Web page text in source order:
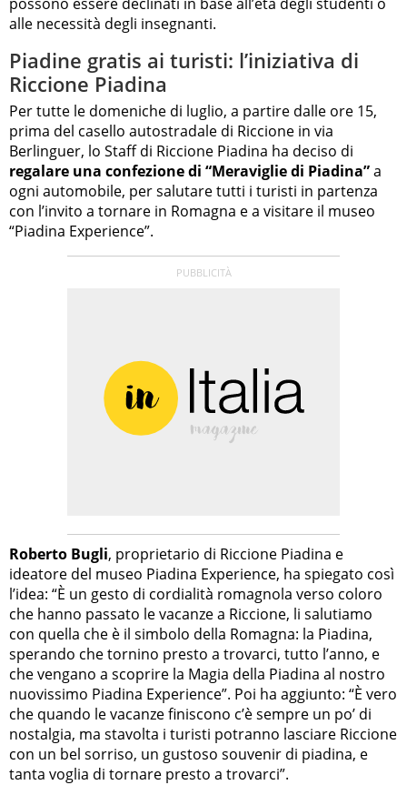
alle necessità degli insegnanti.
Piadine gratis ai turisti: l’iniziativa di
Riccione Piadina
Per tutte le domeniche di luglio, a partire dalle ore 15,
prima del casello autostradale di Riccione in via
Berlinguer, lo Staff di Riccione Piadina ha deciso di
regalare una confezione di “Meraviglie di Piadina”a
ogni automobile, per salutare tutti i turisti in partenza
con l’invito a tornare in Romagna e a visitare il museo
“Piadina Experience”.
Roberto Bugli, proprietario di Riccione Piadina e
ideatore del museo Piadina Experience, ha spiegato così
l’idea: “È un gesto di cordialità romagnola verso coloro
che hanno passato le vacanze a Riccione, li salutiamo
con quella che è il simbolo della Romagna: la Piadina,
sperando che tornino presto a trovarci, tutto l’anno, e
che vengano a scoprire la Magia della Piadina al nostro
nuovissimo Piadina Experience”. Poi ha aggiunto: “È vero
che quando le vacanze finiscono c’è sempre un po’ di
nostalgia, ma stavolta i turisti potranno lasciare Riccione
con un bel sorriso, un gustoso souvenir di piadina, e
tanta voglia di tornare presto a trovarci”.